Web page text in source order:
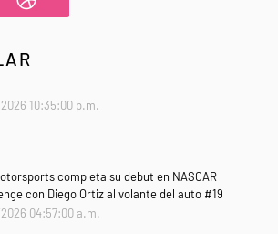
10:35:00 p.m.
completa su debut en NASCAR
con Diego Ortiz al volante del auto #19
04:57:00 a.m.